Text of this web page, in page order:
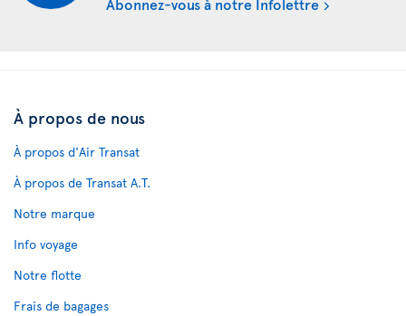
À propos de nous
À propos d'Air Transat
À propos de Transat A.T.
Notre marque
Info voyage
Notre flotte
Frais de bagages